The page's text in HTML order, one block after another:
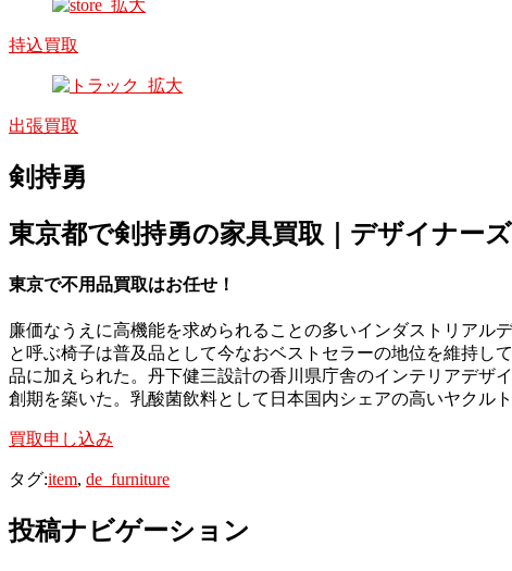
持込買取
出張買取
剣持勇
東京都で剣持勇の家具買取｜デザイナー
東京で不用品買取はお任せ！
廉価なうえに高機能を求められることの多いインダストリアル
と呼ぶ椅子は普及品として今なおベストセラーの地位を維持し
品に加えられた。丹下健三設計の香川県庁舎のインテリアデザ
創期を築いた。乳酸菌飲料として日本国内シェアの高いヤクル
買取申し込み
タグ:item, de_furniture
投稿ナビゲーション